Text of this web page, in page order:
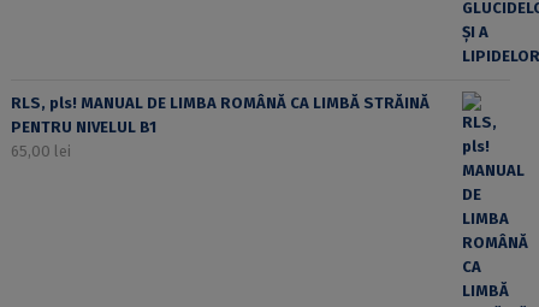
RLS, pls! MANUAL DE LIMBA ROMÂNĂ CA LIMBĂ STRĂINĂ
PENTRU NIVELUL B1
65,00 lei